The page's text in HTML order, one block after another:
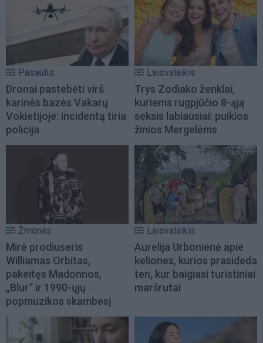
Pasaulis
Dronai pastebėti virš
karinės bazės Vakarų
Vokietijoje: incidentą tiria
policija
Laisvalaikis
Trys Zodiako ženklai,
kuriems rugpjūčio 8-ąją
seksis labiausiai: puikios
žinios Mergelėms
Žmonės
Mirė prodiuseris
Williamas Orbitas,
pakeitęs Madonnos,
„Blur“ ir 1990-ųjų
popmuzikos skambesį
Laisvalaikis
Aurelija Urbonienė apie
keliones, kurios prasideda
ten, kur baigiasi turistiniai
maršrutai